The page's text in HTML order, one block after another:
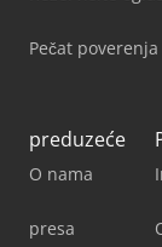
Pečat poverenja
preduzeće
O nama
presa